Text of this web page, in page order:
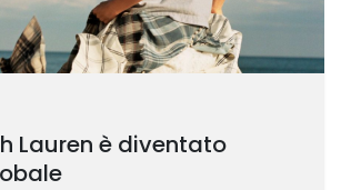
Lauren è diventato